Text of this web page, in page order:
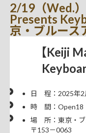
2/19（Wed.
Presents
京・ブルース
【Keiji
日 程：2025年2
時 間：Open18
場 所：東京・
〒153－0063